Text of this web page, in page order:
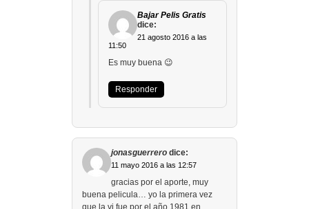
Bajar Pelis Gratis
dice:
21 agosto 2016 a las
11:50
Es muy buena 😉
Responder
jonasguerrero dice:
11 mayo 2016 a las 12:57
gracias por el aporte, muy
buena pelicula… yo la primera vez
que la vi fue por el año 1981 en